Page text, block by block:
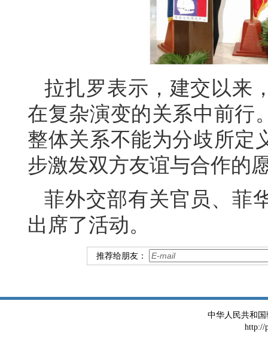
拉扎罗表示，建交以来
在复杂演变的关系中前行
整体关系不能为分歧所定
步激发双方友谊与合作的
菲外交部有关官员、菲
出席了活动。
推荐给朋友：
中华人民共和
http://